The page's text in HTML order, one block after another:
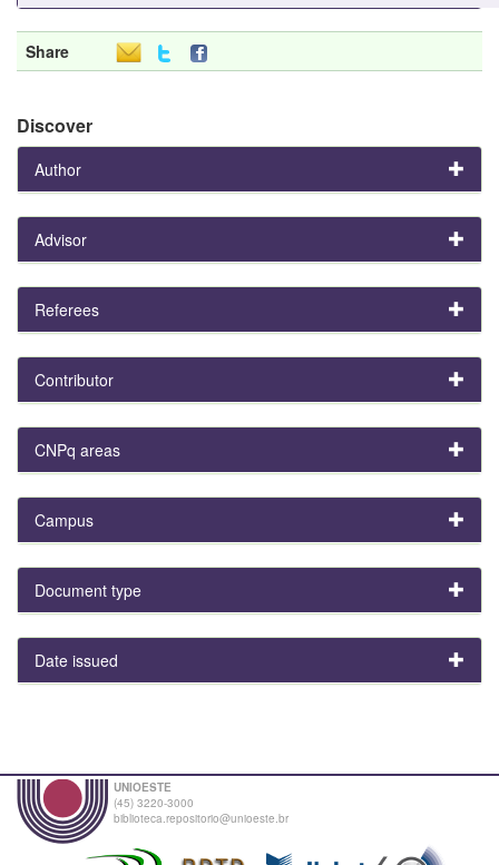
Share
Discover
Author
Advisor
Referees
Contributor
CNPq areas
Campus
Document type
Date issued
UNIOESTE
(45) 3220-3000
biblioteca.repositorio@unioeste.br